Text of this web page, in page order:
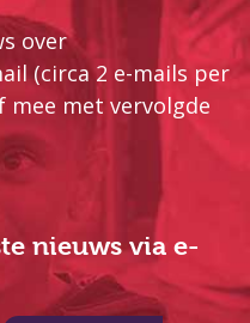
over
(circa 2 e-mails per
mee met vervolgde
nieuws via e-